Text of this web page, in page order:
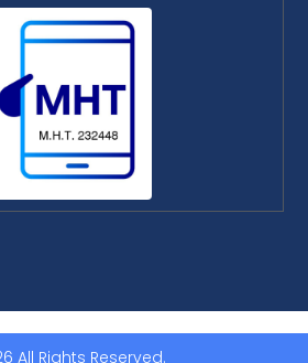
All Rights Reserved.